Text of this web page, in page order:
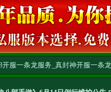
服一条龙服务_真封神开服一条